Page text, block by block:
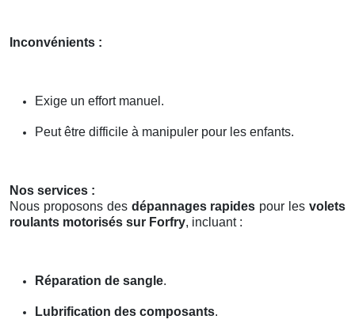
Inconvénients :
Exige un effort manuel.
Peut être difficile à manipuler pour les enfants.
Nos services :
Nous proposons des dépannages rapides pour lesvolets
roulants motorisés sur Forfry, incluant :
Réparation de sangle.
Lubrification des composants.